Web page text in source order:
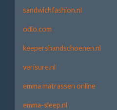
sandwichfashion.nl
odlo.com
keepershandschoenen.nl
verisure.nl
emma matrassen online
emma-sleep.nl